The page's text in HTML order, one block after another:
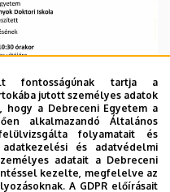
fontosságúnak tartja a
jutott személyes adatok
hogy a Debreceni Egyetem a
alkalmazandó Általános
folyamatait és
és adatvédelmi
adatait a Debreceni
kezelte, megfelelve az
A GDPR előírásait